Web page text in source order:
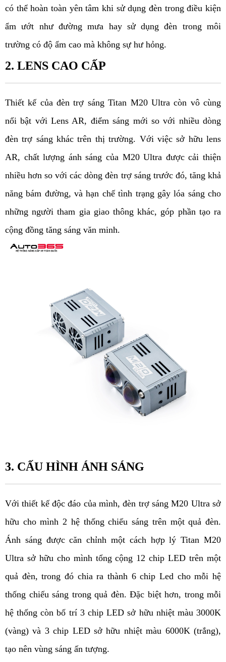
có thể hoàn toàn yên tâm khi sử dụng đèn trong điều kiện
ẩm ướt như đường mưa hay sử dụng đèn trong môi
trường có độ ẩm cao mà không sự hư hỏng.
2. LENS CAO CẤP
Thiết kế của đèn trợ sáng Titan M20 Ultra còn vô cùng
nổi bật với Lens AR, điểm sáng mới so với nhiều dòng
đèn trợ sáng khác trên thị trường. Với việc sở hữu lens
AR, chất lượng ánh sáng của M20 Ultra được cải thiện
nhiều hơn so với các dòng đèn trợ sáng trước đó, tăng khả
năng bám đường, và hạn chế tình trạng gây lóa sáng cho
những người tham gia giao thông khác, góp phần tạo ra
cộng đồng tăng sáng văn minh.
3. CẤU HÌNH ÁNH SÁNG
Với thiết kế độc đáo của mình, đèn trợ sáng M20 Ultra sở
hữu cho mình 2 hệ thống chiếu sáng trên một quả đèn.
Ánh sáng được căn chỉnh một cách hợp lý Titan M20
Ultra sở hữu cho mình tổng cộng 12 chip LED trên một
quả đèn, trong đó chia ra thành 6 chip Led cho mỗi hệ
thống chiếu sáng trong quả đèn. Đặc biệt hơn, trong mỗi
hệ thống còn bố trí 3 chip LED sở hữu nhiệt màu 3000K
(vàng) và 3 chip LED sở hữu nhiệt màu 6000K (trắng),
tạo nên vùng sáng ấn tượng.